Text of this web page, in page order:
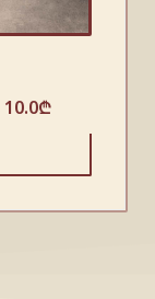
10.0₾